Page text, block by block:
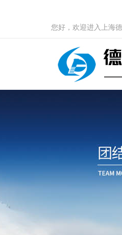
您好，欢迎进入上海